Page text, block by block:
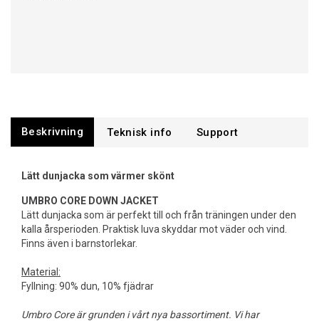
Beskrivning Support
Lätt dunjacka som värmer skönt
UMBRO CORE DOWN JACKET
Lätt dunjacka som är perfekt till och från träningen under den
kalla årsperioden. Praktisk luva skyddar mot väder och vind.
Finns även i barnstorlekar.
Material:
Fyllning: 90% dun, 10% fjädrar
Umbro Core är grunden i vårt nya bassortiment. Vi har